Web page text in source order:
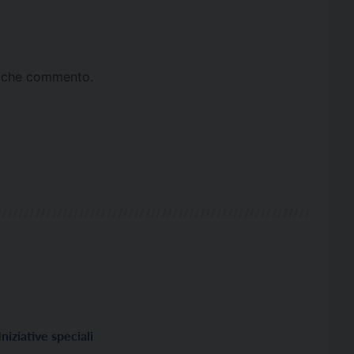
commento.
Iniziative speciali